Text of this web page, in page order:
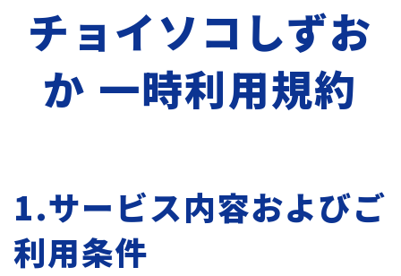
チョイソコしずお
か 一時利用規約
1.サービス内容およびご
利用条件